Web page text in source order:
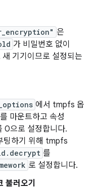
은
가 비밀번호 없이
기기이므로 설정되는
에서 tmpfs 옵
를 마운트하고 속성
0으로 설정합니다.
팅하기 위해 tmpfs
를
로 설정합니다.
불러오기